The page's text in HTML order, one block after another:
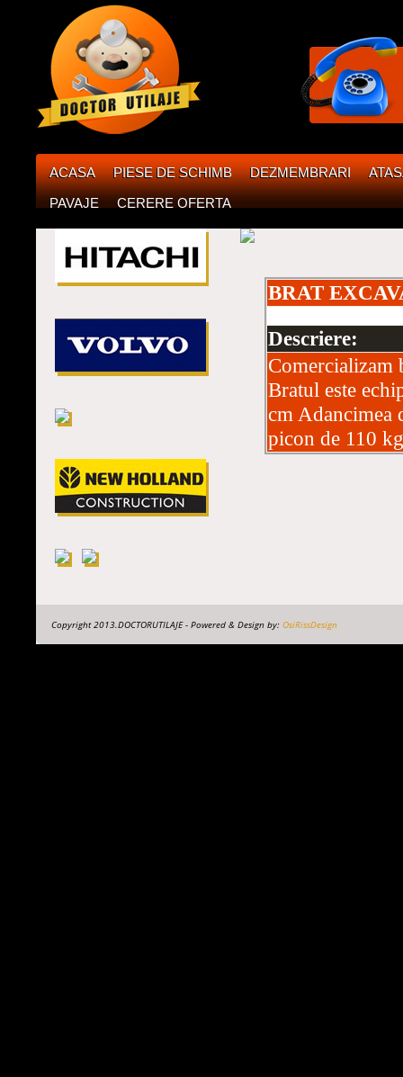
ACASA PIESE DE SCHIMB DEZMEMBRARI
PAVAJE
CERERE OFERTA
BRAT
Descriere:
Comercializam
Bratul este
cm Adancimea
picon de 110
Copyright 2013.DOCTORUTILAJE - Powered & Design by: OsiRissDesign